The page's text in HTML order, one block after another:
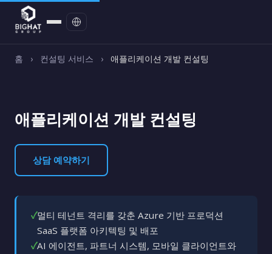
홈 › 컨설팅 서비스 › 애플리케이션 개발 컨설팅
애플리케이션 개발 컨설팅
상담 예약하기
✓멀티 테넌트 격리를 갖춘 Azure 기반 프로덕션
SaaS 플랫폼 아키텍팅 및 배포
✓AI 에이전트, 파트너 시스템, 모바일 클라이언트와